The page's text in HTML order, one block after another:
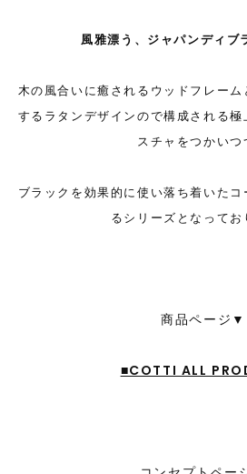
風雅漂う、ジャパンディブ
木の風合いに癒されるウッドフレー
するラタンデザインので構成される
スチャをつかいつ
ブラックを効果的に使い落ち着いた
るシリーズとなってお
商品ページ▼
■COTTI ALL